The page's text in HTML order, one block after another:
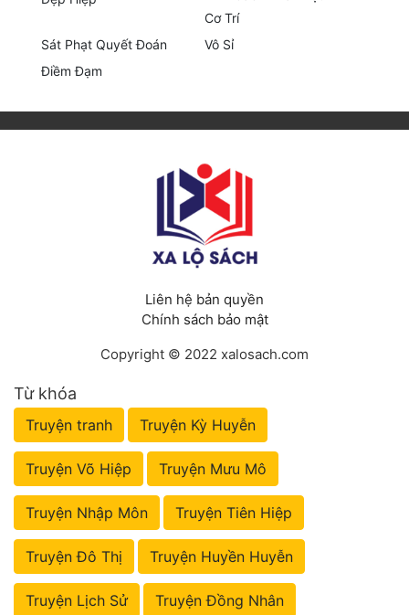
Tiên Hiệp
Tiểu Thuyết
Trinh Thám
Triều Đấu
Võng Du
Xuyên Không
Xuyên Nhanh
Xuyên Sách
Xuyên Thư
Điền Văn
Cơ Trí
Sát Phạt Quyết Đoán
Vô Sỉ
Điềm Đạm
Liên hệ bản quyền
Chính sách bảo mật
Copyright © 2022 xalosach.com
Từ khóa
Truyện tranh Truyện Kỳ Huyễn
Truyện Võ Hiệp Truyện Mưu Mô
Truyện Nhập Môn Truyện Tiên Hiệp
Truyện Đô Thị Truyện Huyền Huyễn
Truyện Lịch Sử Truyện Đồng Nhân